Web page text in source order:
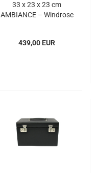
33 x 23 x 23 cm
AMBIANCE – Windrose
439,00 EUR